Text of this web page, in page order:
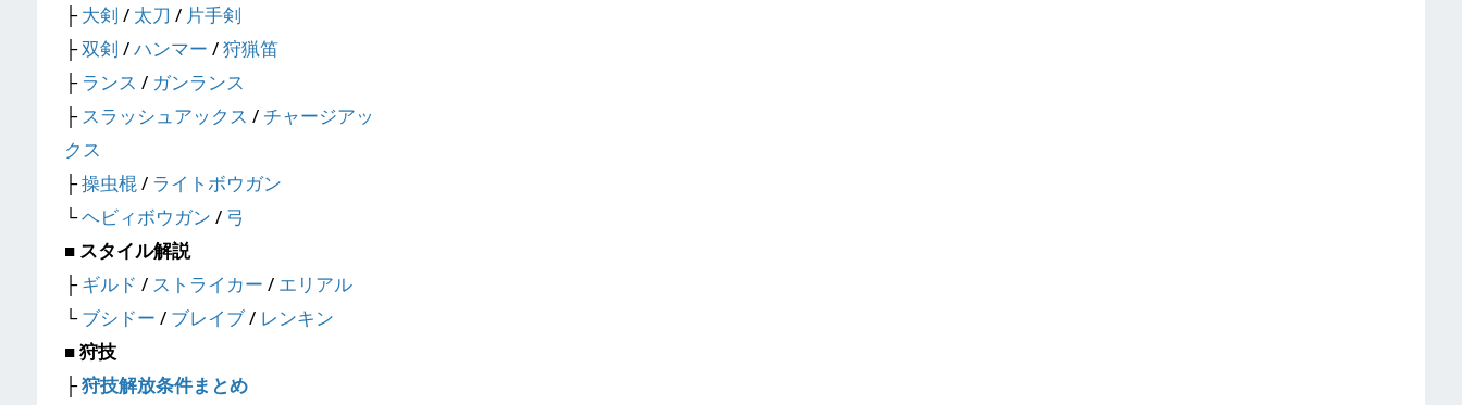
├大剣 / 太刀 / 片手剣
├双剣 /ハンマー /狩猟笛
├ランス / ガンランス
├スラッシュアックス / チャージアッ
クス
├操虫棍/ ライトボウガン
└ヘビィボウガン / 弓
■ スタイル解説
├ギルド / ストライカー / エリアル
└ブシドー / ブレイブ/ レンキン
■ 狩技
├狩技解放条件まとめ